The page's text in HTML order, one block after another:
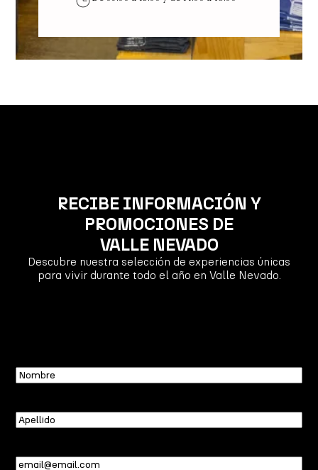
RECIBE INFORMACIÓN Y
PROMOCIONES DE
VALLE NEVADO
Descubre nuestra selección de experiencias únicas
para vivir durante todo el año en Valle Nevado.
Nombre
Apellido
Email(Required)